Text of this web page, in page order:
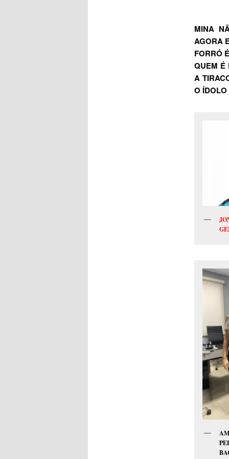
MINA
AGORA
FORRÓ
QUEM É
A
O